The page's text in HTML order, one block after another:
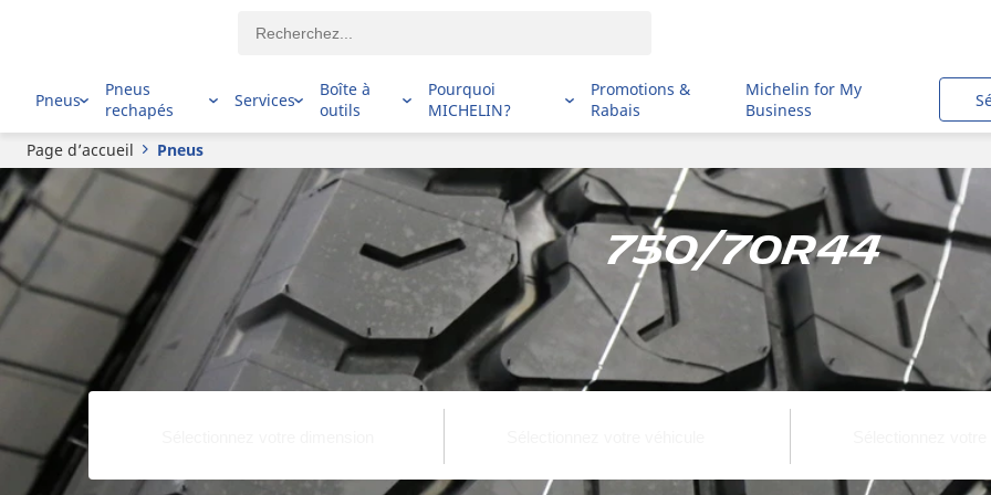
Pneus
Pneus
rechapés
Services
Boîte à
outils
Pourquoi
MICHELIN?
Promotions &
Rabais
Michelin for My
Business
Page d’accueil Pneus
750/70R44